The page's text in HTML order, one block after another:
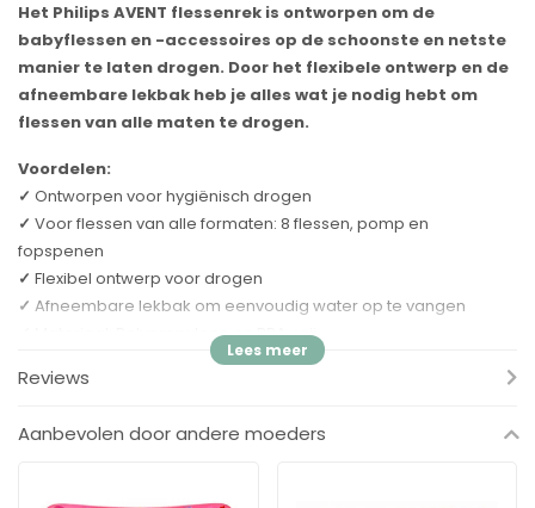
Het Philips AVENT flessenrek is ontworpen om de
babyflessen en -accessoires op de schoonste en netste
manier te laten drogen. Door het flexibele ontwerp en de
afneembare lekbak heb je alles wat je nodig hebt om
flessen van alle maten te drogen.
Voordelen:
✓ Ontworpen voor hygiënisch drogen
✓ Voor flessen van alle formaten: 8 flessen, pomp en
fopspenen
✓ Flexibel ontwerp voor drogen
✓ Afneembare lekbak om eenvoudig water op te vangen
Materiaal: Polypropyleen en BPA-vrij
Open ontwerp
gemakkelijk kan verdampen voor optimale droogresultaten.
Reviews
Aanbevolen door andere moeders